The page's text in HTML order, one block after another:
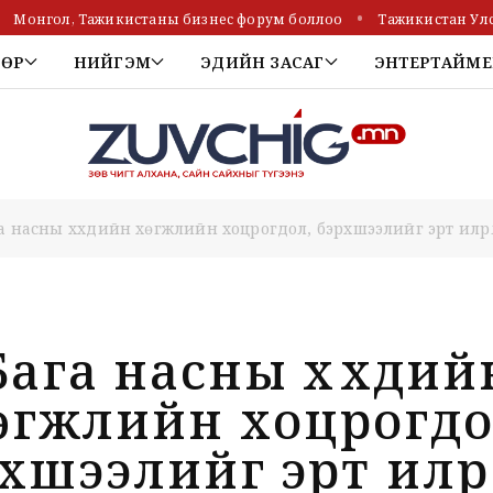
Монгол, Тажикистаны бизнес форум боллоо Тажикистан
НИЙГЭМ ЭДИЙН ЗАСАГ
насны хүүхдийн хөгжлийн хоцрогдол, бэрхшээлийг эрт
насны
эрт